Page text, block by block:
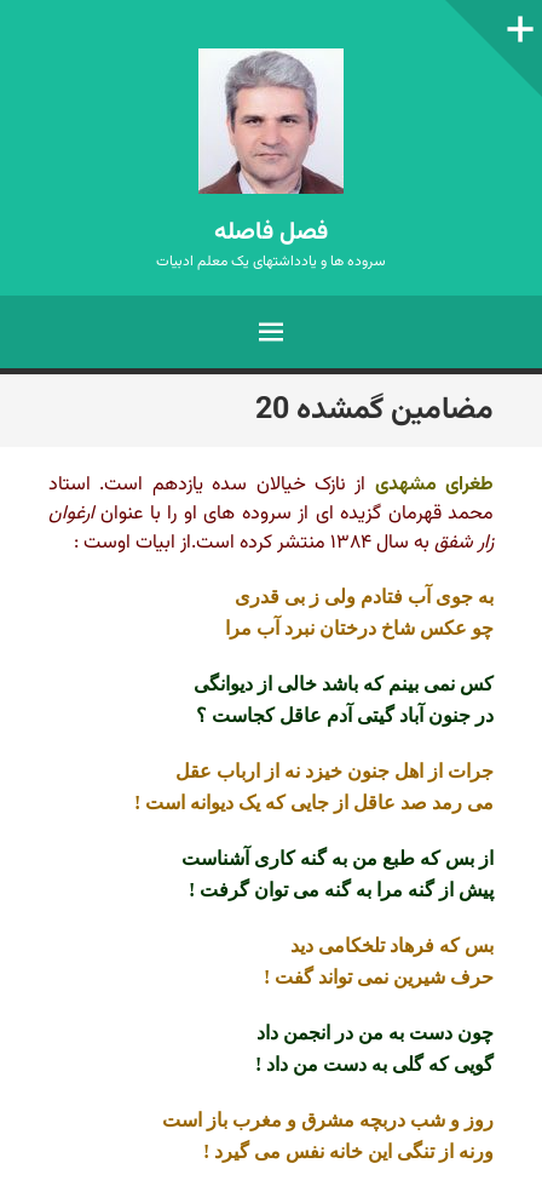
ستون‌کناری
فصل فاصله
سروده ها و یادداشتهای یک معلم ادبیات
فهرست
رفتن
به
مضامین گمشده 20
طغرای مشهدی از نازک خیالان سده یازدهم است. استاد
محمد قهرمان گزیده ای از سروده های او را با عنوانارغوان
زار شفق به سال ۱۳۸۴ منتشر کرده است.از ابیات اوست :
به جوی آب فتادم ولی ز بی قدری
چو عکس شاخ درختان نبرد آب مرا
کس نمی بینم که باشد خالی از دیوانگی
در جنون آباد گیتی آدم عاقل کجاست ؟
جرات از اهل جنون خیزد نه از ارباب عقل
می رمد صد عاقل از جایی که یک دیوانه است !
از بس که طبع من به گنه کاری آشناست
پیش از گنه مرا به گنه می توان گرفت !
بس که فرهاد تلخکامی دید
حرف شیرین نمی تواند گفت !
چون دست به من در انجمن داد
گویی که گلی به دست من داد !
روز و شب دربچه مشرق و مغرب باز است
ورنه از تنگی این خانه نفس می گیرد !